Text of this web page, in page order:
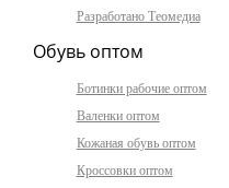
Разработано Теомедиа
Обувь оптом
Ботинки рабочие оптом
Валенки оптом
Кожаная обувь оптом
Кроссовки оптом